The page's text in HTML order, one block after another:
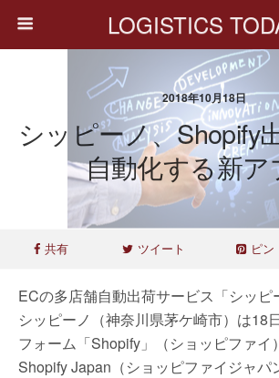
LOGISTICS
2018年10月18日
シッピーノ、Shopify
自動化する新ア
共有 ツイート ピン
ECの多店舗自動出荷サービス「シッピ
シッピーノ（神奈川県茅ケ崎市）は18
フォーム「Shopify」（ショッピファイ
Shopify Japan（ショッピファイジャパ